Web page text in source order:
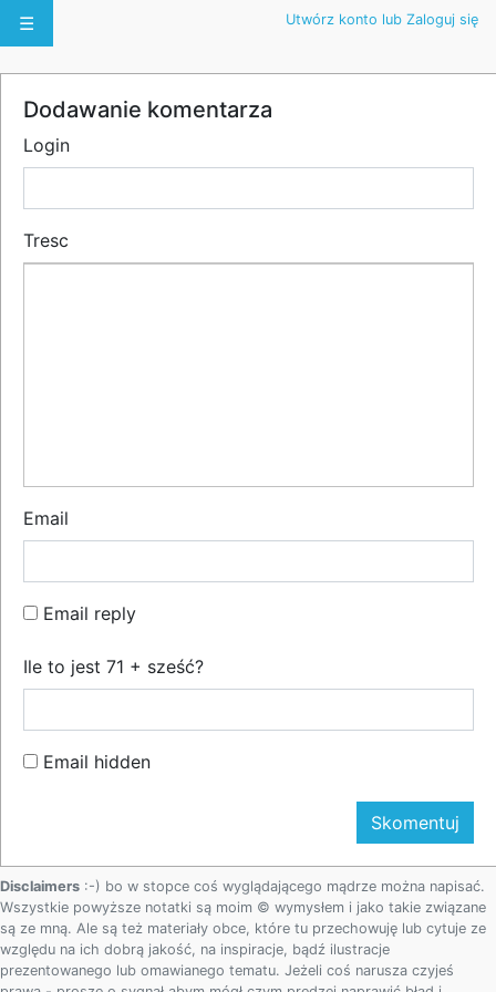
☰ Utwórz konto lub Zaloguj się
Dodawanie komentarza
Login
Tresc
Email
Email reply
Ile to jest 71 + sześć?
Email hidden
Disclaimers :-) bo w stopce coś wyglądającego mądrze można napisać.
Wszystkie powyższe notatki są moim © wymysłem i jako takie związane
są ze mną. Ale są też materiały obce, które tu przechowuję lub cytuje ze
względu na ich dobrą jakość, na inspiracje, bądź ilustracje
prezentowanego lub omawianego tematu. Jeżeli coś narusza czyjeś